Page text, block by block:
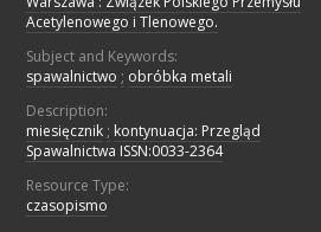
Acetylenowego i Tlenowego.
Subject and Keywords:
spawalnictwo ; obróbka metali
Description:
miesięcznik ; kontynuacja: Przegląd
Spawalnictwa ISSN:0033-2364
Resource Type:
czasopismo